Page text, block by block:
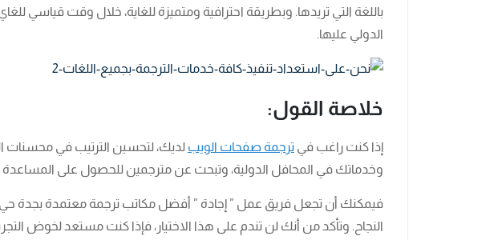
باللغة التي تريدها. وبطريقة احترافية ومتميزة للغاية، خلال وقت قياسي
الدولي عليها.
خلاصة القول:
إذا كنت راغب في ترجمة صفحات الويب لديك، لتحسين الترتيب في محسنات
وخدماتك في المحافل الدولية، وتبحث عن مترجمين للحصول على المساعدة
فيمكنك أن تجعل فريق عمل ” إجادة ” أفضل مكاتب ترجمة معتمدة بجدة
النجاح. وتأكد من أنك لن تندم على هذا الاختيار، فإذا كنت مستعد لخوض